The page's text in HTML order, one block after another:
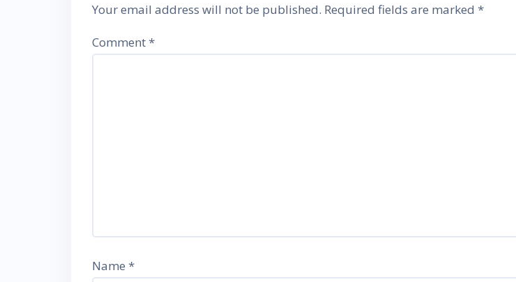
Your email address will not be published. Required fields are marked *
Comment*
Name *